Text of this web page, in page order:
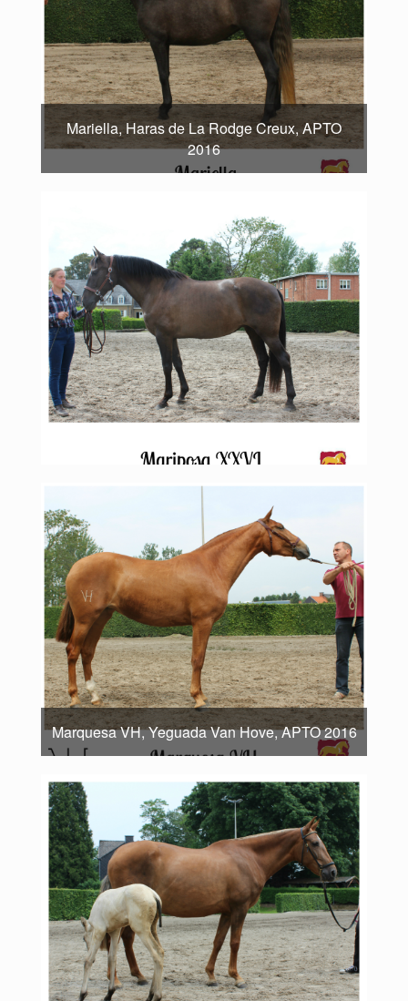
Mariella, Haras de La Rodge Creux, APTO
2016
Marquesa VH, Yeguada Van Hove, APTO 2016